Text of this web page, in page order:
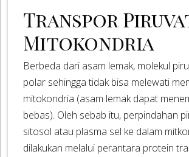
Transpor
Mitokondria
Berbeda dari asam lemak, molekul
polar sehingga tidak bisa melewati
mitokondria (asam lemak dapat
bebas). Oleh sebab itu, perpindahan
sitosol atau plasma sel ke dalam
dilakukan melalui perantara protein